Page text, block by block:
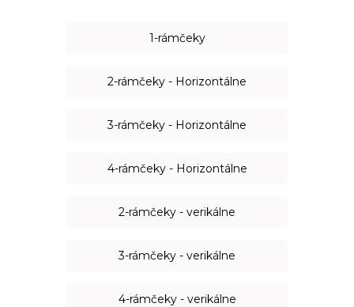
1-rámčeky
2-rámčeky - Horizontálne
3-rámčeky - Horizontálne
4-rámčeky - Horizontálne
2-rámčeky - verikálne
3-rámčeky - verikálne
4-rámčeky - verikálne